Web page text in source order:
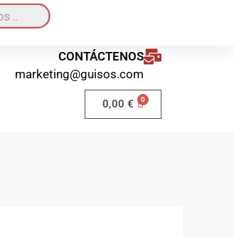
CONTÁCTENOS
marketing@guisos.com
0,00€